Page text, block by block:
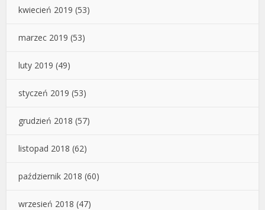
kwiecień 2019 (53)
marzec 2019 (53)
luty 2019 (49)
styczeń 2019 (53)
grudzień 2018 (57)
listopad 2018 (62)
październik 2018 (60)
wrzesień 2018 (47)